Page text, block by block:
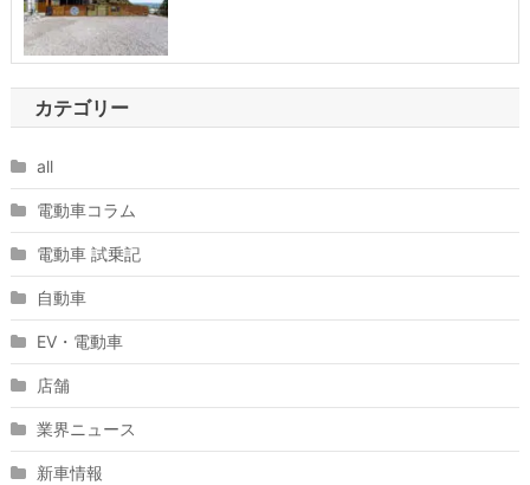
カテゴリー
all
電動車コラム
電動車 試乗記
自動車
EV・電動車
店舗
業界ニュース
新車情報